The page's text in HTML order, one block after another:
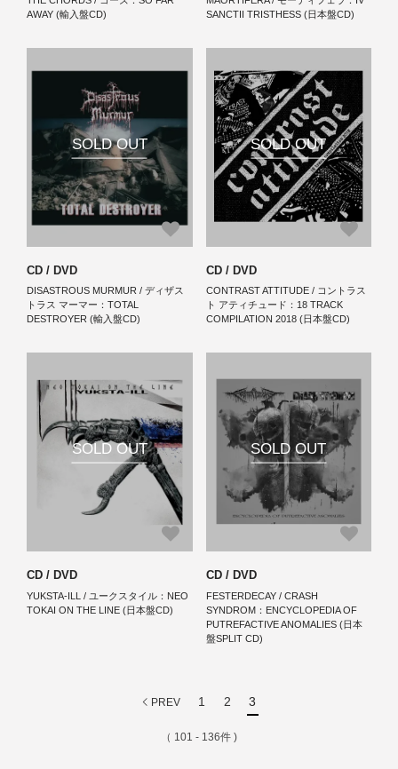
AWAY (輸入盤CD)
SANCTII TRISTHESS (日本盤CD)
SOLD OUT
CD / DVD
DISASTROUS MURMUR / ディザス
トラス マーマー：TOTAL
DESTROYER (輸入盤CD)
SOLD OUT
CD / DVD
CONTRAST ATTITUDE / コントラス
ト アティチュード：18 TRACK
COMPILATION 2018 (日本盤CD)
SOLD OUT
CD / DVD
YUKSTA-ILL / ユークスタイル：NEO
TOKAI ON THE LINE (日本盤CD)
SOLD OUT
CD / DVD
FESTERDECAY / CRASH
SYNDROM：ENCYCLOPEDIA OF
PUTREFACTIVE ANOMALIES (日本
盤SPLIT CD)
PREV 1 2 3
（ 101 - 136件 )